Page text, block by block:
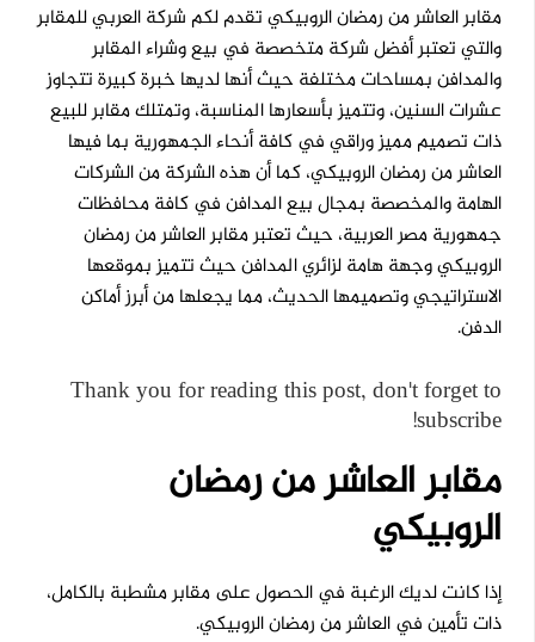
مقابر العاشر من رمضان الروبيكي تقدم لكم شركة العربي للمقابر
والتي تعتبر أفضل شركة متخصصة في بيع وشراء المقابر
والمدافن بمساحات مختلفة حيث أنها لديها خبرة كبيرة تتجاوز
عشرات السنين، وتتميز بأسعارها المناسبة، وتمتلك مقابر للبيع
ذات تصميم مميز وراقي في كافة أنحاء الجمهورية بما فيها
العاشر من رمضان الروبيكي، كما أن هذه الشركة من الشركات
الهامة والمخصصة بمجال بيع المدافن في كافة محافظات
جمهورية مصر العربية، حيث تعتبر مقابر العاشر من رمضان
الروبيكي وجهة هامة لزائري المدافن حيث تتميز بموقعها
الاستراتيجي وتصميمها الحديث، مما يجعلها من أبرز أماكن
الدفن.
Thank you for reading this post, don't forget to
subscribe!
مقابر العاشر من رمضان
الروبيكي
إذا كانت لديك الرغبة في الحصول على مقابر مشطبة بالكامل،
ذات تأمين في العاشر من رمضان الروبيكي.